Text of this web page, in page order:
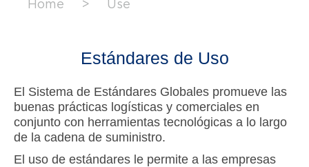
Home > Use
Estándares de Uso
El Sistema de Estándares Globales promueve las
buenas prácticas logísticas y comerciales en
conjunto con herramientas tecnológicas a lo largo
de la cadena de suministro.
El uso de estándares le permite a las empresas